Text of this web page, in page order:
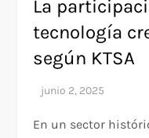
La
tecnología
según KTSA
En un sector